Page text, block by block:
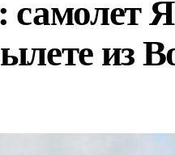
самолет
из